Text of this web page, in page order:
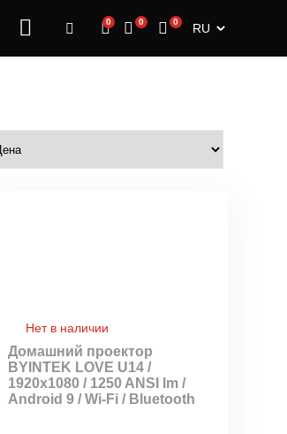
0 0 0 RU
Нет в наличии
Домашний проектор
BYINTEK LOVE U14 /
1920x1080 / 1250 ANSI lm /
Android 9 / Wi-Fi / Bluetooth